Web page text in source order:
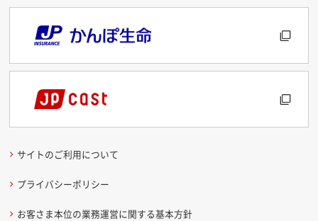
サイトのご利用について
プライバシーポリシー
お客さま本位の業務運営に関する基本方針